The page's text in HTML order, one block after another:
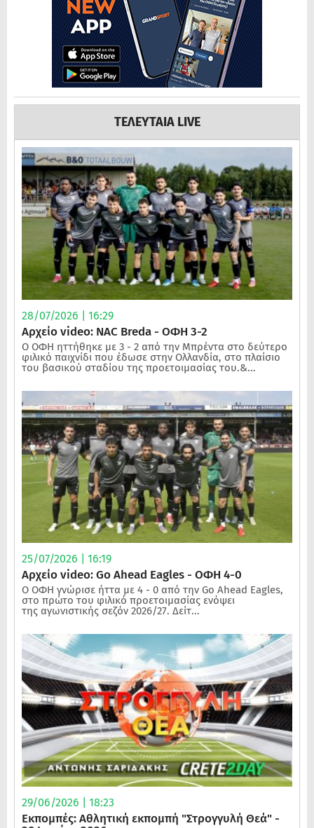
ΤΕΛΕΥΤΑΙΑ LIVE
28/07/2026 | 16:29
Αρχείο video: NAC Breda - ΟΦΗ 3-2
Ο ΟΦΗ ηττήθηκε με 3 - 2 από την Μπρέντα στο δεύτερο
φιλικό παιχνίδι που έδωσε στην Ολλανδία, στο πλαίσιο
του βασικού σταδίου της προετοιμασίας του.&...
25/07/2026 | 16:19
Αρχείο video: Go Ahead Eagles - ΟΦΗ 4-0
Ο ΟΦΗ γνώρισε ήττα με 4 - 0 από την Go Ahead Eagles,
στο πρώτο του φιλικό προετοιμασίας ενόψει
της αγωνιστικής σεζόν 2026/27. Δείτ...
29/06/2026 | 18:23
Εκπομπές: Αθλητική εκπομπή "Στρογγυλή Θεά" -